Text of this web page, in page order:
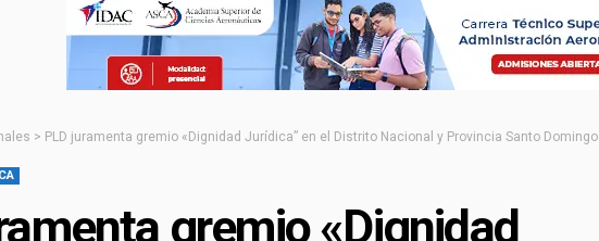
> PLD juramenta gremio «Dignidad Jurídica” en el Distrito Nacional y Provincia Santo Domingo
gremio «Dignidad